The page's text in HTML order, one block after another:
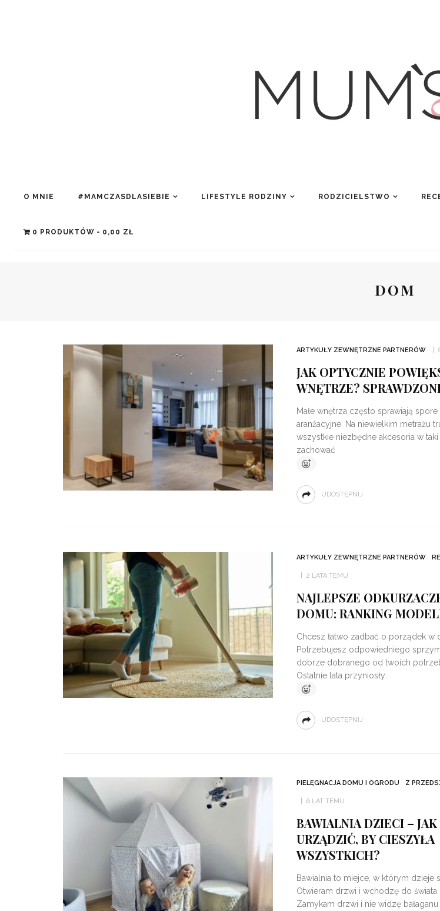
O MNIE #MAMCZASDLASIEBIE LIFESTYLE RODZINY RODZICIELSTWO
0 PRODUKTÓW 0,00 ZŁ
DOM
ARTYKUŁY ZEWNĘTRZNE PARTNERÓW
JAK OPTYCZNIE
WNĘTRZE?
Małe wnętrza często sprawiają
aranżacyjne. Na niewielkim metrażu
wszystkie niezbędne akcesoria w
zachować
UDOSTĘPNIJ
ARTYKUŁY ZEWNĘTRZNE PARTNERÓW
2 LATA TEMU
NAJLEPSZE
DOMU: RANKING
Chcesz łatwo zadbać o porządek w
Potrzebujesz odpowiedniego
dobrze dobranego od twoich
Ostatnie lata przyniosły
UDOSTĘPNIJ
PIELĘGNACJA DOMU I OGRODU Z
6 LAT TEMU
BAWIALNIA DZIECI – JAK
URZĄDZIĆ, BY CIESZYŁA
WSZYSTKICH?
Bawialnia to miejce, w którym dzieje
Otwieram drzwi i wchodzę do świata
Zamykam drzwi i nie widzę